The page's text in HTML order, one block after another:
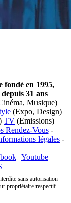
en 1995,
31 ans
Musique)
(Expo, Design)
TV (Emissions)
Rendez-Vous-
légales -
| Youtube|
sans autorisation
propriétaire respectif.